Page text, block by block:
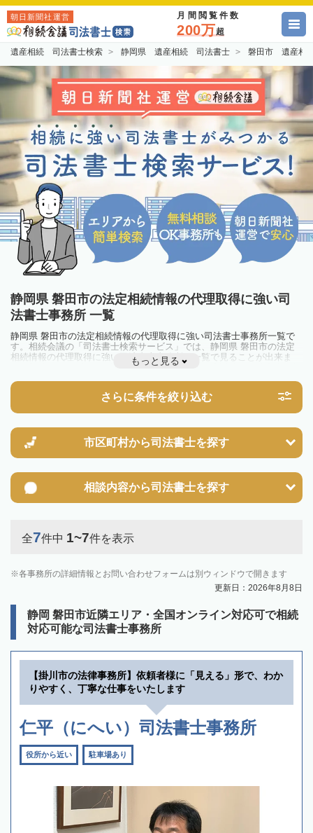
朝日新聞社運営 月間閲覧件数
200万超
遺産相続 司法書士検索 静岡県 遺産相続 司法書士 磐田市 遺産相
静岡県 磐田市の法定相続情報の代理取得に強い司
法書士事務所 一覧
静岡県 磐田市の法定相続情報の代理取得に強い司法書士事務所一覧で
す。相続会議の「司法書士検索サービス」では、静岡県 磐田市の法定
相続情報の代理取得に強い司法書士事務所を一覧で見ることが出来ま
す。相続のトラブルやお悩みを抱えている方は一度近隣の司法書士に相
もっと見る
さらに条件を絞り込む
市区町村から司法書士を探す
相談内容から司法書士を探す
全7件中 1~7件を表示
各事務所の詳細情報とお問い合わせフォームは別ウィンドウで開きます
更新日：2026年8月8日
静岡 磐田市近隣エリア・全国オンライン対応可で相続
対応可能な司法書士事務所
【掛川市の法律事務所】依頼者様に「見える」形で、わか
りやすく、丁寧な仕事をいたします
仁平（にへい）司法書士事務所
役所から近い 駐車場あり